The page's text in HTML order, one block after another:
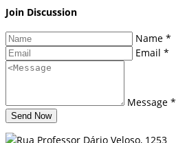
Join Discussion
Name *
Email *
Message *
Send Now
Rua Professor Dário Veloso, 1253